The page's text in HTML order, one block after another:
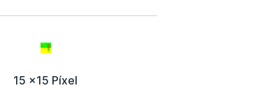
15 x15 Píxel